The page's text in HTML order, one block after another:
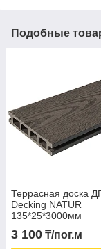
Подобные
Террасная доска
Decking NATUR
135*25*3000мм
3 100 ₸/пог.м